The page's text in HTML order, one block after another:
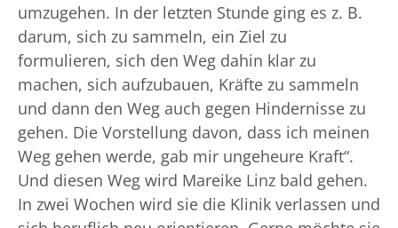
umzugehen. In der letzten Stunde ging es z. B.
darum, sich zu sammeln, ein Ziel zu
formulieren, sich den Weg dahin klar zu
machen, sich aufzubauen, Kräfte zu sammeln
und dann den Weg auch gegen Hindernisse zu
gehen. Die Vorstellung davon, dass ich meinen
Weg gehen werde, gab mir ungeheure Kraft“.
Und diesen Weg wird Mareike Linz bald gehen.
In zwei Wochen wird sie die Klinik verlassen und